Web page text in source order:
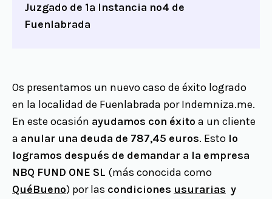
Juzgado de 1ª Instancia nº4 de
Fuenlabrada
Os presentamos un nuevo caso de éxito logrado
en la localidad de Fuenlabrada por Indemniza.me.
En este ocasión ayudamos con éxito a un cliente
a anular una deuda de 787,45 euros. Esto lo
logramos después de demandar a la empresa
NBQ FUND ONE SL (más conocida como
QuéBueno) por las condiciones usurarias y